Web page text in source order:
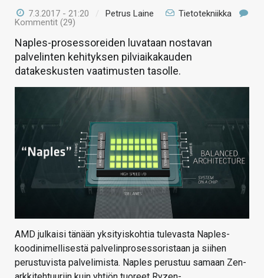
7.3.2017 - 21:20 / Petrus Laine
Tietotekniikka
Kommentit (29)
Naples-prosessoreiden luvataan nostavan
palvelinten kehityksen pilviaikakauden
datakeskusten vaatimusten tasolle.
AMD julkaisi tänään yksityiskohtia tulevasta Naples-
koodinimellisestä palvelinprosessoristaan ja siihen
perustuvista palvelimista. Naples perustuu samaan Zen-